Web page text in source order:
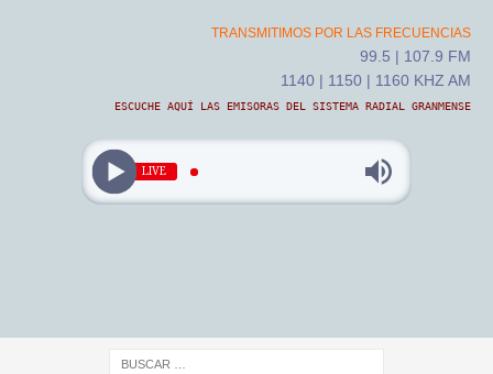
TRANSMITIMOS POR LAS FRECUENCIAS
99.5 | 107.9 FM
1140 | 1150 | 1160 KHZ AM
ESCUCHE AQUÍ LAS EMISORAS DEL SISTEMA RADIAL GRANMENSE
LIVE